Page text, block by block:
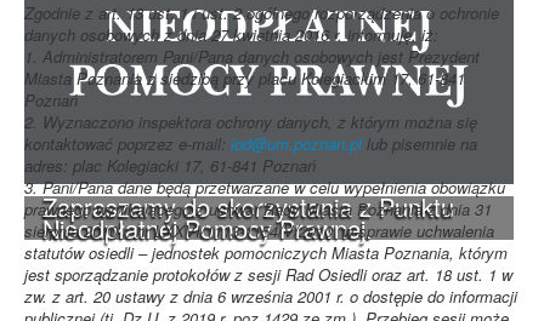
Zapraszamy do skorzystania z Punktu
Nieodpłatnej Pomocy Prawnej.
Zgodnie z art. 13 ust. 1 i ust. 2 ogólnego rozporządzenia o ochronie
danych osobowych z dnia 27 kwietnia 2016 r. informuję, iż:
1. Administratorem Pani/Pana danych osobowych jest Prezydent
Miasta Poznania z siedzibą przy placu Kolegiackim 17, 61-841
Poznań
2. Wyznaczono inspektora ochrony danych, z którym można się
kontaktować poprzez e-mail: iod@um.poznan.pllub pisemnie na
adres: plac Kolegiacki 17, 61-841 Poznań
3. Pani/Pana dane będą przetwarzane w celu wypełnienia obowiązku
prawnego wynikającego z uchwał Rady Miasta Poznania z dnia 31
sierpnia 2010 r. nr LXXVI/1113-1154/V/2010, w sprawie uchwalenia
statutów osiedli – jednostek pomocniczych Miasta Poznania, którym
jest sporządzanie protokołów z sesji Rad Osiedli oraz art. 18 ust. 1 w
zw. z art. 20 ustawy z dnia 6 września 2001 r. o dostępie do informacji